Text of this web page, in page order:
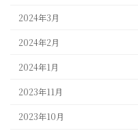
2024年3月
2024年2月
2024年1月
2023年11月
2023年10月